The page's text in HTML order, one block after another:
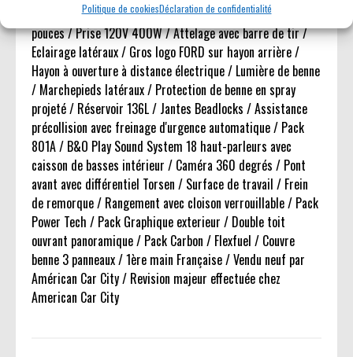
Politique de cookiesDéclaration de confidentialité
Europe en option) / Ordinateur de bord numérique 12
pouces / Prise 120V 400W / Attelage avec barre de tir /
Eclairage latéraux / Gros logo FORD sur hayon arrière /
Hayon à ouverture à distance électrique / Lumière de benne
/ Marchepieds latéraux / Protection de benne en spray
projeté / Réservoir 136L / Jantes Beadlocks / Assistance
précollision avec freinage d'urgence automatique / Pack
801A / B&O Play Sound System 18 haut-parleurs avec
caisson de basses intérieur / Caméra 360 degrés / Pont
avant avec différentiel Torsen / Surface de travail / Frein
de remorque / Rangement avec cloison verrouillable / Pack
Power Tech / Pack Graphique exterieur / Double toit
ouvrant panoramique / Pack Carbon / Flexfuel / Couvre
benne 3 panneaux / 1ère main Française / Vendu neuf par
Américan Car City / Revision majeur effectuée chez
American Car City